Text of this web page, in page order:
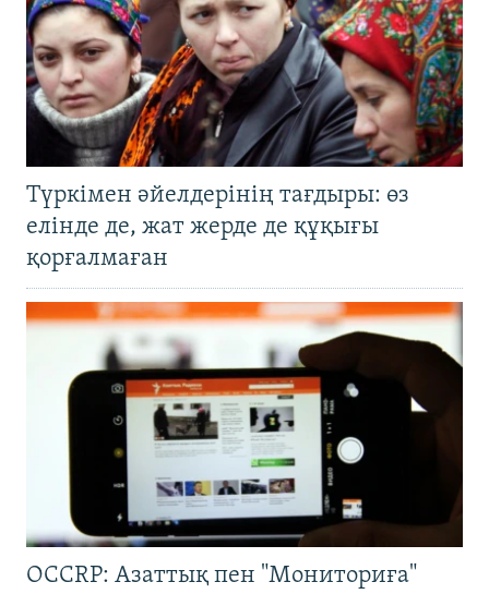
Түркімен әйелдерінің тағдыры: өз
елінде де, жат жерде де құқығы
қорғалмаған
OCCRP: Азаттық пен "Мониториға"